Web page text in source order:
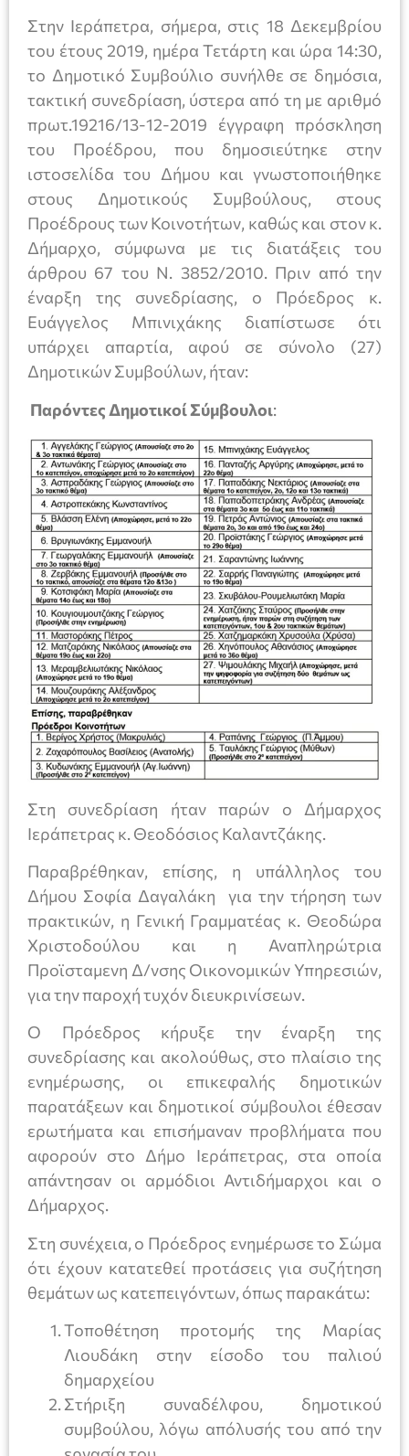
Στην Ιεράπετρα, σήμερα, στις 18 Δεκεμβρίου
του έτους 2019, ημέρα Τετάρτη και ώρα 14:30,
το Δημοτικό Συμβούλιο συνήλθε σε δημόσια,
τακτική συνεδρίαση, ύστερα από τη με αριθμό
πρωτ.19216/13-12-2019 έγγραφη πρόσκληση
του Προέδρου, που δημοσιεύτηκε στην
ιστοσελίδα του Δήμου και γνωστοποιήθηκε
στους Δημοτικούς Συμβούλους, στους
Προέδρους των Κοινοτήτων, καθώς και στον κ.
Δήμαρχο, σύμφωνα με τις διατάξεις του
άρθρου 67 του Ν. 3852/2010. Πριν από την
έναρξη της συνεδρίασης, ο Πρόεδρος κ.
Ευάγγελος Μπινιχάκης διαπίστωσε ότι
υπάρχει απαρτία, αφού σε σύνολο (27)
Δημοτικών Συμβούλων, ήταν:
Παρόντες Δημοτικοί Σύμβουλοι:
Στη συνεδρίαση ήταν παρών ο Δήμαρχος
Ιεράπετρας κ. Θεοδόσιος Καλαντζάκης.
Παραβρέθηκαν, επίσης, η υπάλληλος του
Δήμου Σοφία Δαγαλάκη για την τήρηση των
πρακτικών, η Γενική Γραμματέας κ. Θεοδώρα
Χριστοδούλου και η Αναπληρώτρια
Προϊσταμενη Δ/νσης Οικονομικών Υπηρεσιών,
για την παροχή τυχόν διευκρινίσεων.
Ο Πρόεδρος κήρυξε την έναρξη της
συνεδρίασης και ακολούθως, στο πλαίσιο της
ενημέρωσης, οι επικεφαλής δημοτικών
παρατάξεων και δημοτικοί σύμβουλοι έθεσαν
ερωτήματα και επισήμαναν προβλήματα που
αφορούν στο Δήμο Ιεράπετρας, στα οποία
απάντησαν οι αρμόδιοι Αντιδήμαρχοι και ο
Δήμαρχος.
Στη συνέχεια, ο Πρόεδρος ενημέρωσε το Σώμα
ότι έχουν κατατεθεί προτάσεις για συζήτηση
θεμάτων ως κατεπειγόντων, όπως παρακάτω:
Τοποθέτηση προτομής της Μαρίας
Λιουδάκη στην είσοδο του παλιού
δημαρχείου
Στήριξη συναδέλφου, δημοτικού
συμβούλου, λόγω απόλυσής του από την